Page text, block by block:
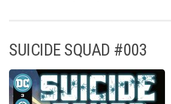
SUICIDE SQUAD #003